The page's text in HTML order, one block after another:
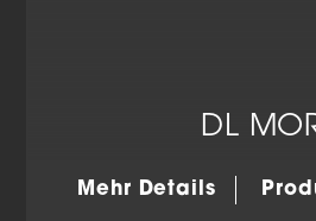
DL
Mehr Details